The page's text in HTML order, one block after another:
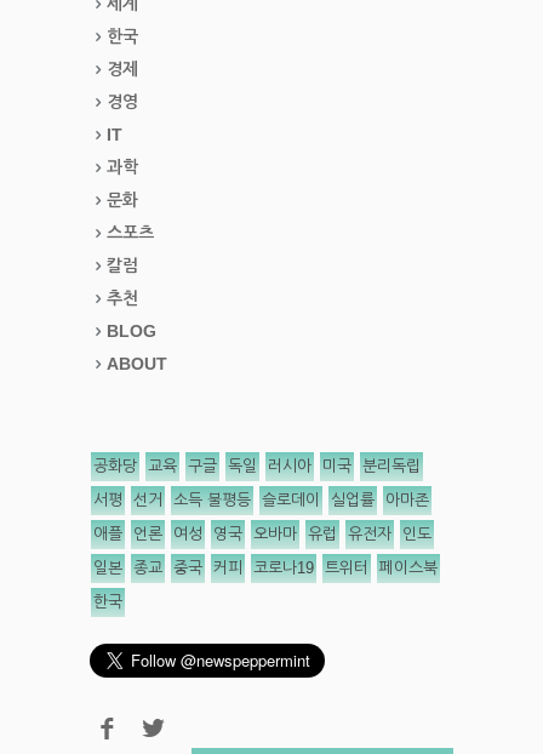
한국
경제
경영
IT
과학
문화
스포츠
칼럼
추천
BLOG
ABOUT
공화당 교육 구글 독일 러시아 미국 분리독립
서평 선거 소득 불평등 슬로데이 실업률 아마존
애플 언론 여성 영국 오바마 유럽 유전자 인도
일본 종교 중국 커피 코로나19 트위터 페이스북
한국